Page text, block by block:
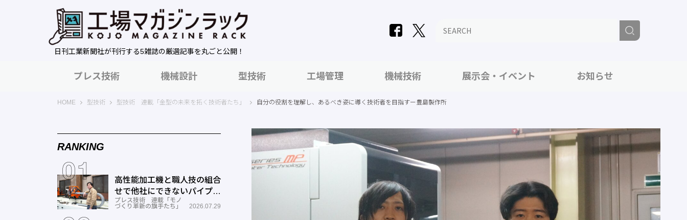
日刊工業新聞社が刊行する5雑誌の厳選記事を丸ごと公開！
プレス技術 機械設計 型技術 工場管理 機械技術 展示会・イベント お知らせ
HOME 工場マガジンラック｜日刊工業新聞社
型技術 型技術 連載「金型の未来を拓く技術者たち」 自分の役割を理解し、あるべき姿に導く技術者を目指すー豊島製作所
RANKING
高性能加工機と職人技の組合
せで他社にできないパイプ曲
げを実現―ミナミ技研
プレス技術 連載「モノ
づくり革新の旗手たち」
2026.07.29